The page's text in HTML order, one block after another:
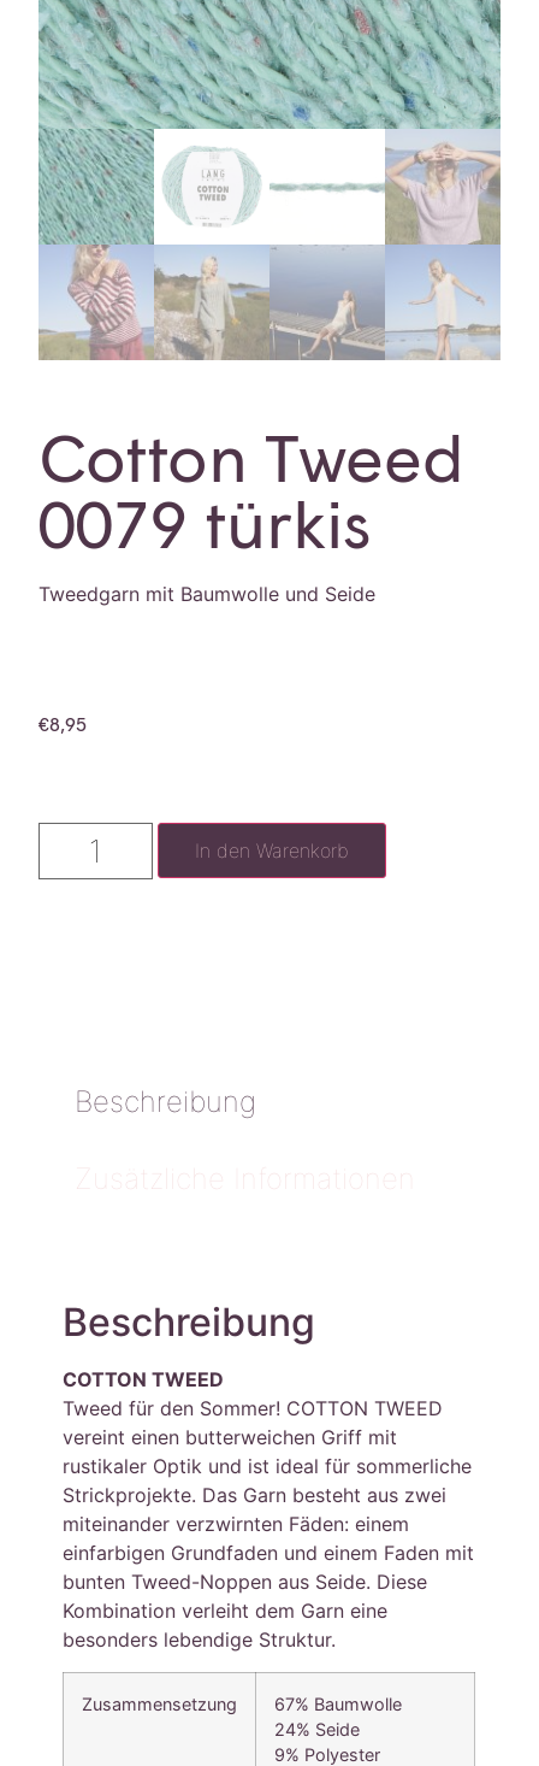
Cotton Tweed
0079 türkis
Tweedgarn mit Baumwolle und Seide
€8,95
In den Warenkorb
Beschreibung
Zusätzliche Informationen
Beschreibung
COTTON TWEED
Tweed für den Sommer! COTTON TWEED
vereint einen butterweichen Griff mit
rustikaler Optik und ist ideal für sommerliche
Strickprojekte. Das Garn besteht aus zwei
miteinander verzwirnten Fäden: einem
einfarbigen Grundfaden und einem Faden mit
bunten Tweed-Noppen aus Seide. Diese
Kombination verleiht dem Garn eine
besonders lebendige Struktur.
Zusammensetzung
67% Baumwolle
24% Seide
9% Polyester